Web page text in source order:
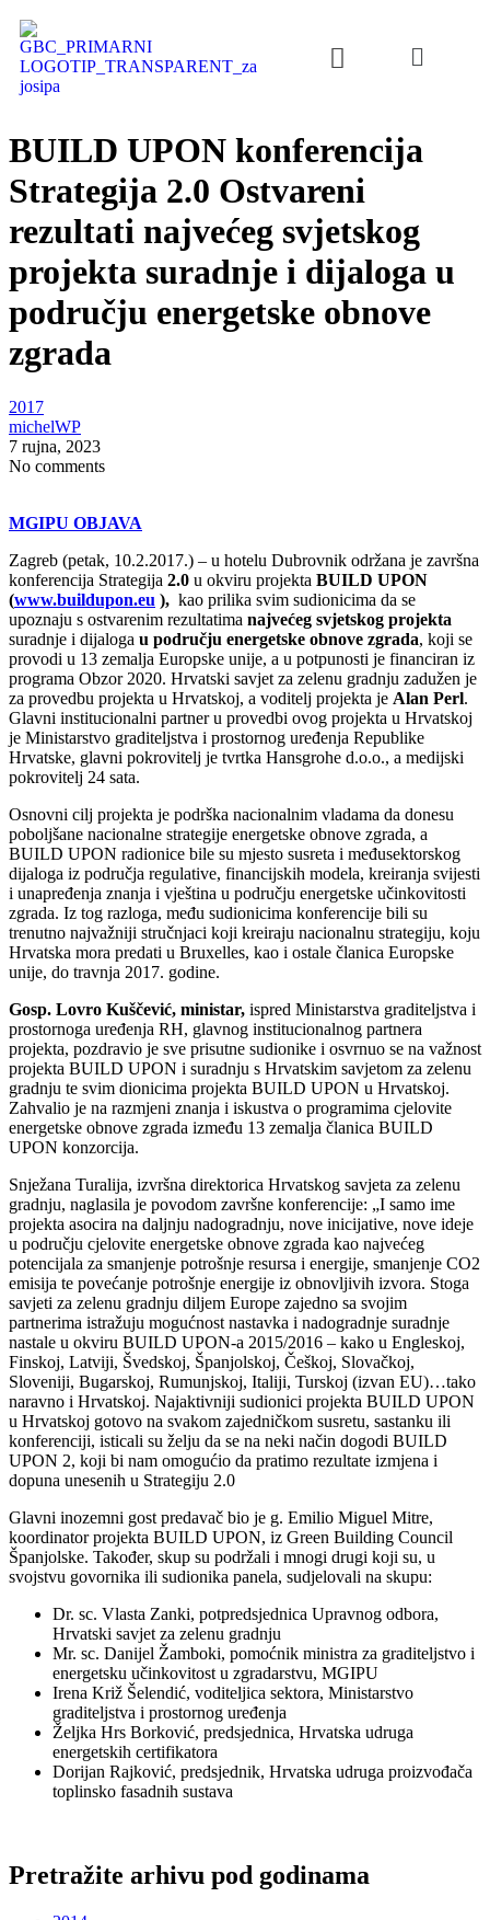
BUILD UPON konferencija
Strategija 2.0 Ostvareni
rezultati najvećeg svjetskog
projekta suradnje i dijaloga u
području energetske obnove
zgrada
2017
michelWP
7 rujna, 2023
No comments
MGIPU OBJAVA
Zagreb (petak, 10.2.2017.) – u hotelu Dubrovnik održana je završna
konferencija Strategija 2.0 u okviru projekta BUILD UPON
(www.buildupon.eu ), kao prilika svim sudionicima da se
upoznaju s ostvarenim rezultatima najvećeg svjetskog projekta
suradnje i dijaloga u području energetske obnove zgrada, koji se
provodi u 13 zemalja Europske unije, a u potpunosti je financiran iz
programa Obzor 2020. Hrvatski savjet za zelenu gradnju zadužen je
za provedbu projekta u Hrvatskoj, a voditelj projekta je Alan Perl.
Glavni institucionalni partner u provedbi ovog projekta u Hrvatskoj
je Ministarstvo graditeljstva i prostornog uređenja Republike
Hrvatske, glavni pokrovitelj je tvrtka Hansgrohe d.o.o., a medijski
pokrovitelj 24 sata.
Osnovni cilj projekta je podrška nacionalnim vladama da donesu
poboljšane nacionalne strategije energetske obnove zgrada, a
BUILD UPON radionice bile su mjesto susreta i međusektorskog
dijaloga iz područja regulative, financijskih modela, kreiranja svijesti
i unapređenja znanja i vještina u području energetske učinkovitosti
zgrada. Iz tog razloga, među sudionicima konferencije bili su
trenutno najvažniji stručnjaci koji kreiraju nacionalnu strategiju, koju
Hrvatska mora predati u Bruxelles, kao i ostale članica Europske
unije, do travnja 2017. godine.
Gosp. Lovro Kuščević, ministar, ispred Ministarstva graditeljstva i
prostornoga uređenja RH, glavnog institucionalnog partnera
projekta, pozdravio je sve prisutne sudionike i osvrnuo se na važnost
projekta BUILD UPON i suradnju s Hrvatskim savjetom za zelenu
gradnju te svim dionicima projekta BUILD UPON u Hrvatskoj.
Zahvalio je na razmjeni znanja i iskustva o programima cjelovite
energetske obnove zgrada između 13 zemalja članica BUILD
UPON konzorcija.
Snježana Turalija, izvršna direktorica Hrvatskog savjeta za zelenu
gradnju, naglasila je povodom završne konferencije: „I samo ime
projekta asocira na daljnju nadogradnju, nove inicijative, nove ideje
u području cjelovite energetske obnove zgrada kao najvećeg
potencijala za smanjenje potrošnje resursa i energije, smanjenje CO2
emisija te povećanje potrošnje energije iz obnovljivih izvora. Stoga
savjeti za zelenu gradnju diljem Europe zajedno sa svojim
partnerima istražuju mogućnost nastavka i nadogradnje suradnje
nastale u okviru BUILD UPON-a 2015/2016 – kako u Engleskoj,
Finskoj, Latviji, Švedskoj, Španjolskoj, Češkoj, Slovačkoj,
Sloveniji, Bugarskoj, Rumunjskoj, Italiji, Turskoj (izvan EU)…tako
naravno i Hrvatskoj. Najaktivniji sudionici projekta BUILD UPON
u Hrvatskoj gotovo na svakom zajedničkom susretu, sastanku ili
konferenciji, isticali su želju da se na neki način dogodi BUILD
UPON 2, koji bi nam omogućio da pratimo rezultate izmjena i
dopuna unesenih u Strategiju 2.0
Glavni inozemni gost predavač bio je g. Emilio Miguel Mitre,
koordinator projekta BUILD UPON, iz Green Building Council
Španjolske. Također, skup su podržali i mnogi drugi koji su, u
svojstvu govornika ili sudionika panela, sudjelovali na skupu:
Dr. sc. Vlasta Zanki, potpredsjednica Upravnog odbora,
Hrvatski savjet za zelenu gradnju
Mr. sc. Danijel Žamboki, pomoćnik ministra za graditeljstvo i
energetsku učinkovitost u zgradarstvu, MGIPU
Irena Križ Šelendić, voditeljica sektora, Ministarstvo
graditeljstva i prostornog uređenja
Željka Hrs Borković, predsjednica, Hrvatska udruga
energetskih certifikatora
Dorijan Rajković, predsjednik, Hrvatska udruga proizvođača
toplinsko fasadnih sustava
Pretražite arhivu pod godinama